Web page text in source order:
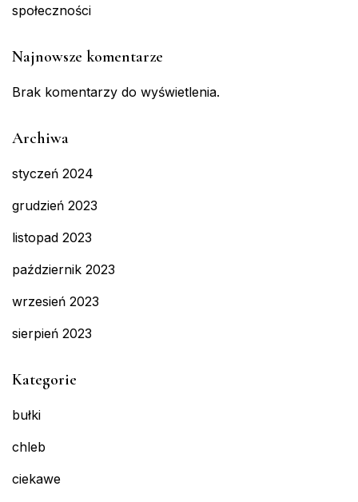
społeczności
Najnowsze komentarze
Brak komentarzy do wyświetlenia.
Archiwa
styczeń 2024
grudzień 2023
listopad 2023
październik 2023
wrzesień 2023
sierpień 2023
Kategorie
bułki
chleb
ciekawe